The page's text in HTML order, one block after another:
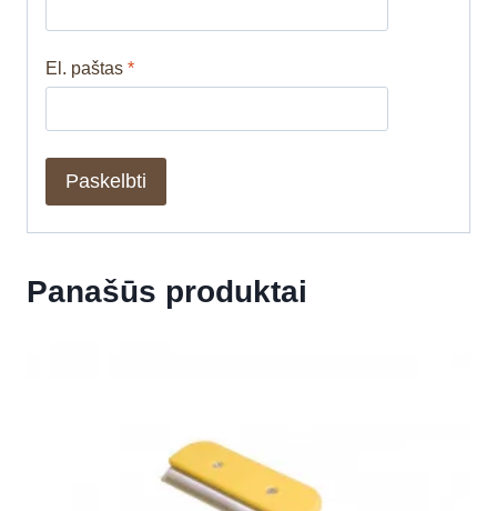
El. paštas *
Panašūs produktai